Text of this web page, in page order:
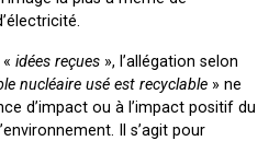
idées reçues», l’allégation selon
nucléaire usé est recyclable» ne
d’impact ou à l’impact positif du
Il s’agit pour